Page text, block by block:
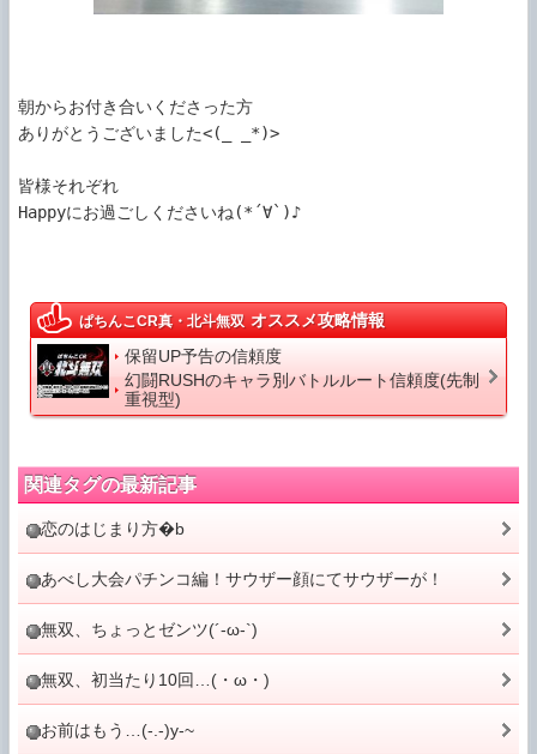
朝からお付き合いくださった方
ありがとうございました<(_ _*)>
皆様それぞれ
Happyにお過ごしくださいね(*´∀`)♪
ぱちんこCR真・北斗無双 オススメ攻略情報
保留UP予告の信頼度
幻闘RUSHのキャラ別バトルルート信頼度(先制
重視型)
関連タグの最新記事
恋のはじまり方�b
あべし大会パチンコ編！サウザー顔にてサウザーが！
無双、ちょっとゼンツ(´-ω-`)
無双、初当たり10回…(・ω・)
お前はもう…(-.-)y-~